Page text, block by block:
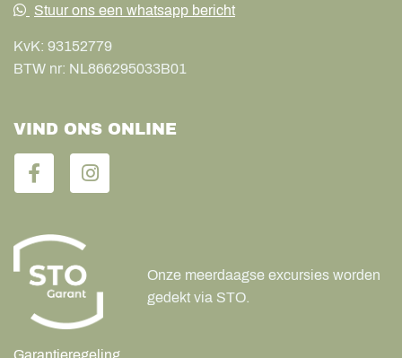
Stuur ons een whatsapp bericht
KvK: 93152779
BTW nr: NL866295033B01
VIND ONS ONLINE
Garantieregeling
Onze meerdaagse excursies worden
gedekt via STO.